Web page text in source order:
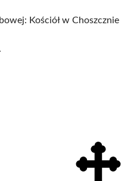
Kościół w Choszcznie